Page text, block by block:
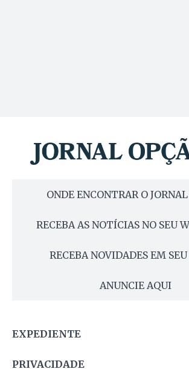
ONDE ENCONTRAR O
RECEBA AS NOTÍCIAS NO SEU
RECEBA NOVIDADES EM
ANUNCIE AQUI
EXPEDIENTE
PRIVACIDADE